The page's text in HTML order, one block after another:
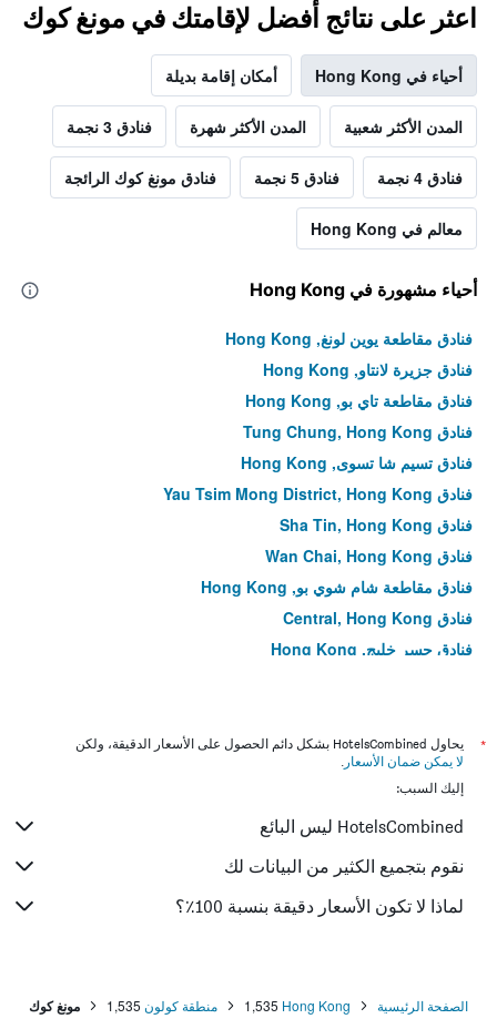
اعثر على نتائج أفضل لإقامتك في مونغ كوك
أحياء في Hong Kong أمكان إقامة بديلة
المدن الأكثر شعبية المدن الأكثر شهرة فنادق 3 نجمة
فنادق 4 نجمة فنادق 5 نجمة فنادق مونغ كوك الرائجة
معالم في Hong Kong
أحياء مشهورة في Hong Kong
فنادق مقاطعة يوين لونغ, Hong Kong
فنادق جزيرة لانتاو, Hong Kong
فنادق مقاطعة تاي بو, Hong Kong
فنادق Tung Chung, Hong Kong
فنادق تسيم شا تسوى, Hong Kong
فنادق Yau Tsim Mong District, Hong Kong
فنادق Sha Tin, Hong Kong
فنادق Wan Chai, Hong Kong
فنادق مقاطعة شام شوي بو, Hong Kong
فنادق Central, Hong Kong
فنادق جسر خليج, Hong Kong
فنادق Tin Hau, Hong Kong
فنادق Hung Hom, Hong Kong
فنادق Kennedy Town, Hong Kong
فنادق مقاطعة وونغ تاي سين, Hong Kong
فنادق Kwun Tong District, Hong Kong
*
يحاول HotelsCombined بشكل دائم الحصول على الأسعار الدقيقة، ولكن
لا يمكن ضمان الأسعار .
إليك السبب:
HotelsCombined ليس البائع
نقوم بتجميع الكثير من البيانات لك
لماذا لا تكون الأسعار دقيقة بنسبة 100٪؟
الصفحة الرئيسية Hong Kong
1,535 منطقة كولون 1,535 مونغ كوك